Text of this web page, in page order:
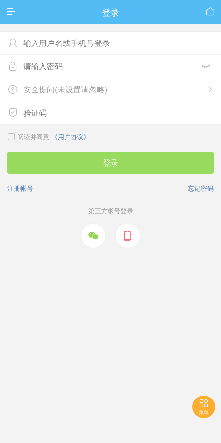
 登录 

 
 
安全提问(未设置请忽略)

 阅读并同意 《用户协议》
登录
忘记密码
注册帐号
第三方帐号登录
 

菜单